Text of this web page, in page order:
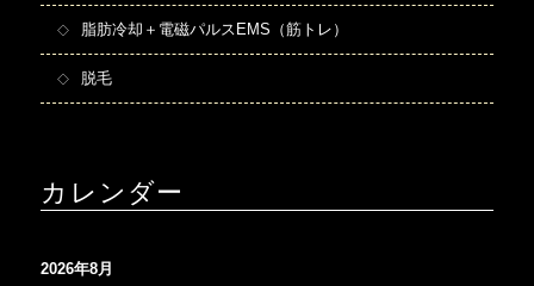
脂肪冷却＋電磁パルスEMS（筋トレ）
脱毛
カレンダー
2026年8月